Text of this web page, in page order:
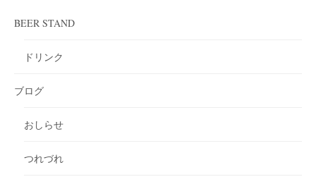
BEER STAND
ドリンク
ブログ
おしらせ
つれづれ